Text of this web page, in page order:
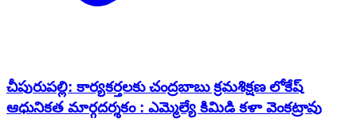
చీపురుపల్లి: కార్యకర్తలకు చంద్రబాబు క్రమశిక్షణ లోకేష్
ఆధునికత మార్గదర్శకం : ఎమ్మెల్యే కిమిడి కళా వెంకట్రావు